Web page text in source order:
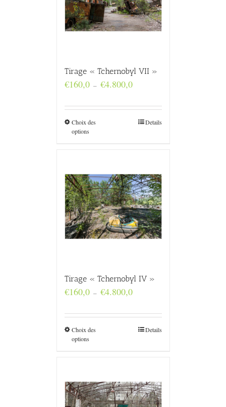
Tirage « Tchernobyl VII »
€160,0 – €4.800,0Plage
€160,0
Choix des
options
Details
Tirage « Tchernobyl IV »
€160,0 – €4.800,0Plage
€160,0
Choix des
options
Details